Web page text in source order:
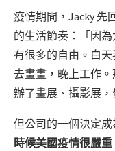
疫情期間，Jacky 先
的生活節奏：「因
有很多的自由。白
去畫畫，晚上工作。
辦了畫展、攝影展，
但公司的一個決定成
時候美國疫情很嚴